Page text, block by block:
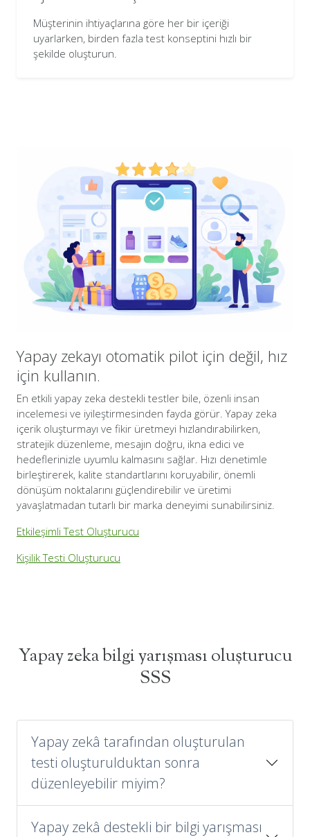
Müşterinin ihtiyaçlarına göre her bir içeriği
uyarlarken, birden fazla test konseptini hızlı bir
şekilde oluşturun.
Yapay zekayı otomatik pilot için değil, hız
için kullanın.
En etkili yapay zeka destekli testler bile, özenli insan
incelemesi ve iyileştirmesinden fayda görür. Yapay zeka
içerik oluşturmayı ve fikir üretmeyi hızlandırabilirken,
stratejik düzenleme, mesajın doğru, ikna edici ve
hedeflerinizle uyumlu kalmasını sağlar. Hızı denetimle
birleştirerek, kalite standartlarını koruyabilir, önemli
dönüşüm noktalarını güçlendirebilir ve üretimi
yavaşlatmadan tutarlı bir marka deneyimi sunabilirsiniz.
Etkileşimli Test Oluşturucu
Kişilik Testi Oluşturucu
Yapay zeka bilgi yarışması oluşturucu
SSS
Yapay zekâ tarafından oluşturulan
testi oluşturulduktan sonra
düzenleyebilir miyim?
Yapay zekâ destekli bir bilgi yarışması